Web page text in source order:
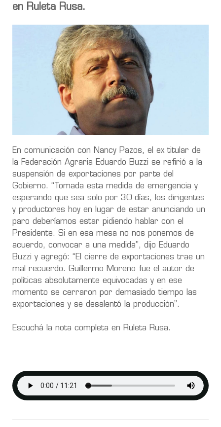
en Ruleta Rusa.
En comunicación con Nancy Pazos, el ex titular de
la Federación Agraria Eduardo Buzzi se refirió a la
suspensión de exportaciones por parte del
Gobierno. “Tomada esta medida de emergencia y
esperando que sea solo por 30 días, los dirigentes
y productores hoy en lugar de estar anunciando un
paro deberíamos estar pidiendo hablar con el
Presidente. Si en esa mesa no nos ponemos de
acuerdo, convocar a una medida”, dijo Eduardo
Buzzi y agregó: “El cierre de exportaciones trae un
mal recuerdo. Guillermo Moreno fue el autor de
políticas absolutamente equivocadas y en ese
momento se cerraron por demasiado tiempo las
exportaciones y se desalentó la producción”.
Escuchá la nota completa en Ruleta Rusa.